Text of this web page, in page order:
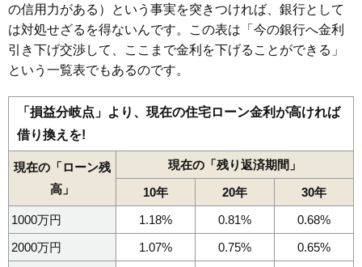
の信用力がある）という事実を突きつければ、銀行として
は対処せざるを得ないんです。この表は「今の銀行へ金利
引き下げ交渉して、ここまで金利を下げることができる」
という一覧表でもあるのです。
「損益分岐点」より、現在の住宅ローン金利が高ければ
借り換えを!
現在の「ローン残
高」
現在の「残り返済期間」
10年
20年
30年
1000万円
1.18% 0.81%
0.68%
2000万円
1.07% 0.75%
0.65%